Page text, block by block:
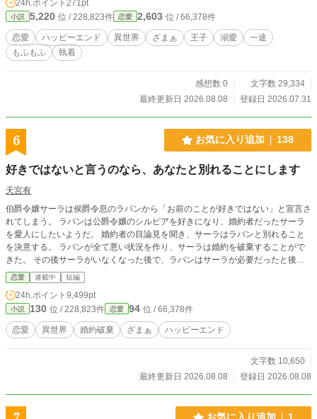
僕は生涯愛するから」 恩を感じており、純粋に喜ぶ彼を傷つ
けたくないイザベラは、そのラブレターは自分が書いたもの
だと偽ってしまう。 そんな危うい嘘から甘くて重い溺愛新
婚生活が始まったのだが、実はロイドにも隠し事があっ
て…… 【一途な大型犬系王子と、思い切りのいい花嫁】 全2
24h.ポイント 271pt
小説 5,220 位 / 228,823件 恋愛 2,603 位 / 66,378件
恋愛 ハッピーエンド 異世界 ざまぁ 王子 溺愛
一途
もふもふ
執着
感想数 0
文字数 29,334
最終更新日 2026.08.08
登録日 2026.07.31
6 お気に入り追加 138
好きではないと言うのなら、あなたと別れることにします
天宮有
伯爵令嬢サーラは侯爵令息のラバンから「お前のことが好きではない」と宣言さ
れてしまう。 ラバンは公爵令嬢のシルビアを好きになり、婚約者だったサーラ
を愛人にしたいようだ。 婚約者の目論見を聞き、サーラはラバンと別れること
を決意する。 ラバンが全て悪い状況を作り、サーラは婚約を破棄することがで
きた。 その後サーラがいなくなった後で、ラバンはサーラが必要だったと後悔
することになる。
恋愛 連載中 短編
24h.ポイント 9,499pt
小説 130 位 / 228,823件 恋愛 94 位 / 66,378件
恋愛 異世界 婚約破棄 ざまぁ ハッピーエンド
文字数 10,650
最終更新日 2026.08.08
登録日 2026.08.08